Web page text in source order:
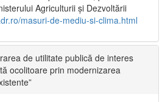
Agriculturii și Dezvoltării
masuri-de-mediu-si-clima.html
de utilitate publică de interes
ocolitoare prin modernizarea